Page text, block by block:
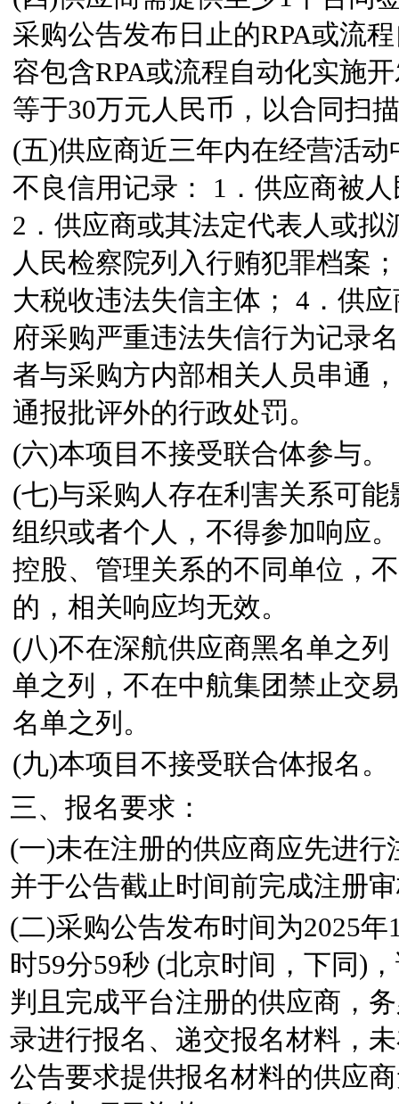
采购公告发布日止的RPA或流
容包含RPA或流程自动化实施
等于30万元人民币，以合同扫
(五)供应商近三年内在经营活
不良信用记录： 1．供应商被
2．供应商或其法定代表人或
人民检察院列入行贿犯罪档案
大税收违法失信主体； 4．供
府采购严重违法失信行为记录
者与采购方内部相关人员串通
通报批评外的行政处罚。
(六)本项目不接受联合体参与。
(七)与采购人存在利害关系可
组织或者个人，不得参加响应
控股、管理关系的不同单位，
的，相关响应均无效。
(八)不在深航供应商黑名单之
单之列，不在中航集团禁止交
名单之列。
(九)本项目不接受联合体报名。
三、报名要求：
(一)未在注册的供应商应先进
并于公告截止时间前完成注册
(二)采购公告发布时间为2025年
时59分59秒 (北京时间，下同)
判且完成平台注册的供应商，
录进行报名、递交报名材料，
公告要求提供报名材料的供应